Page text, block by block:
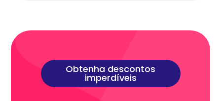
Obtenha descontos
imperdíveis